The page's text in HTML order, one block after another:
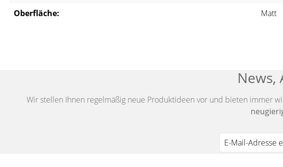
Oberfläche:
Matt
News,
Wir stellen Ihnen regelmäßig neue Produktideen vor und bieten immer